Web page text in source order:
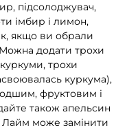
підсолоджувач,
імбир і лимон,
якщо ви обрали
додати трохи
трохи
куркума),
фруктовим і
також апельсин
Лайм може замінити